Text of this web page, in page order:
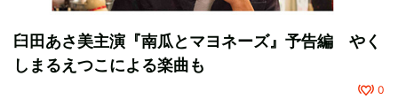
臼田あさ美主演『南瓜とマヨネーズ』予告編 やく
しまるえつこによる楽曲も
0